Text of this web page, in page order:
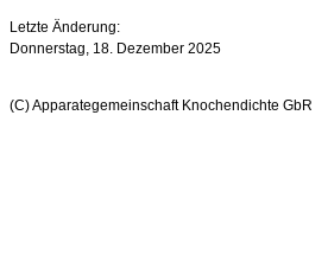
Letzte Änderung:
Donnerstag, 18. Dezember 2025
(C) Apparategemeinschaft Knochendichte GbR